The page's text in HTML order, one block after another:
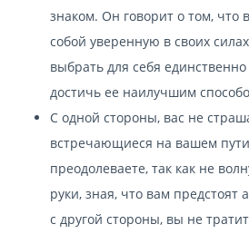
знаком. Он говорит о том, что
собой уверенную в своих
выбрать для себя
достичь ее наилучшим
С одной стороны, вас не
встречающиеся на вашем
преодолеваете, так как не
руки, зная, что вам предстоят
с другой стороны, вы не